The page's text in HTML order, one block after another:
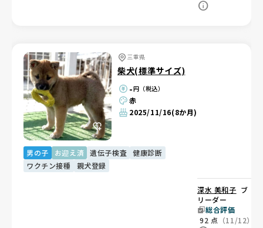
三重県
柴犬(標準サイズ)
-円（税込）
赤
2025/11/16(8か月)
男の子 お迎え済 遺伝子検査
健康診断
ワクチン接種
親犬登録
深水 美和子 ブ
リーダー
総合評価
92 点 （11/12）